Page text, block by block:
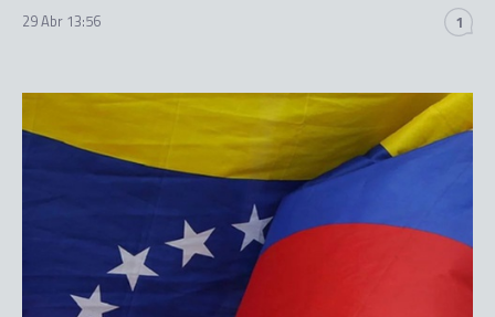
29 Abr 13:56 1